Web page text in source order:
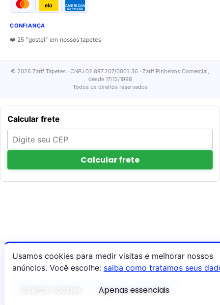
elo AMERICAN
EXPRESS
CONFIANÇA
❤️ 25 "gostei" em nossos tapetes
© 2026 Zarif Tapetes · CNPJ 02.897.207/0001-36 · Zarif Pinheiros Comercial,
desde 17/12/1998
Todos os direitos reservados
Calcular frete
Calcular frete
Usamos cookies para medir visitas e melhorar nossos
anúncios. Você escolhe: saiba como tratamos seus
Apenas essenciais